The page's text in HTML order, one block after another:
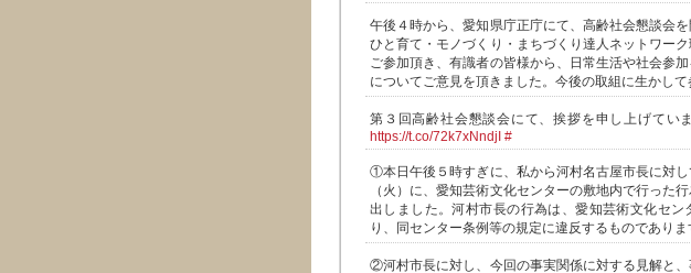
午後４時から、愛知県庁正庁にて、高齢社会懇談会
ひと育て・モノづくり・まちづくり達人ネットワー
ご参加頂き、有識者の皆様から、日常生活や社会参
についてご意見を頂きました。今後の取組に生かして
第３回高齢社会懇談会にて、挨拶を申し上げてい
https://t.co/72k7xNndjI #
①本日午後５時すぎに、私から河村名古屋市長に対し
（火）に、愛知芸術文化センターの敷地内で行った
出しました。河村市長の行為は、愛知芸術文化セン
り、同センター条例等の規定に違反するものでありま
②河村市長に対し、今回の事実関係に対する見解と